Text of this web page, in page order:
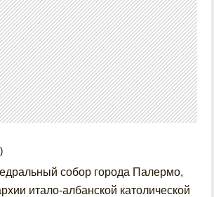
собор города Палермо,
итало-албанской католической